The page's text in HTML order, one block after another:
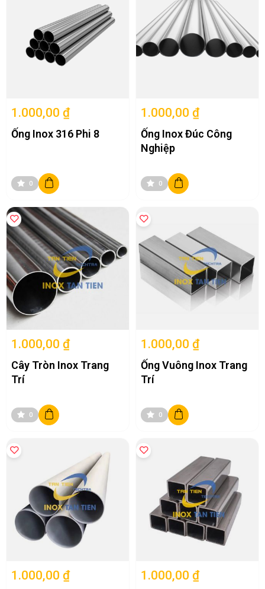
1.000,00 ₫
Ống Inox 316 Phi 8
0
1.000,00 ₫
Ống Inox Đúc Công
Nghiệp
0
1.000,00 ₫
Cây Tròn Inox Trang
Trí
0
1.000,00 ₫
Ống Vuông Inox Trang
Trí
0
1.000,00 ₫ 1.000,00 ₫